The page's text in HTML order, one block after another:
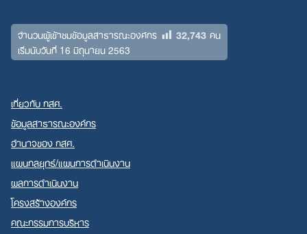
จำนวนผู้เข้าชมข้อมูลสาธารณะองค์กร 32,743คน
เริ่มนับวันที่ 16 มิถุนายน 2563
เกี่ยวกับ กสศ.
ข้อมูลสาธารณะองค์กร
อำนาจของ กสศ.
แผนกลยุทธ์/แผนการดำเนินงาน
ผลการดำเนินงาน
โครงสร้างองค์กร
คณะกรรมการบริหาร